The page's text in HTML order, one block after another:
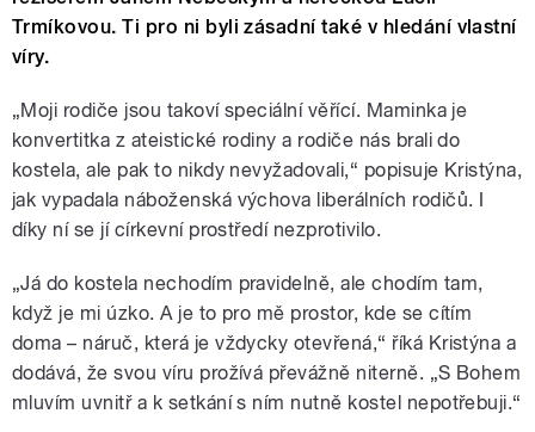
Trmíkovou. Ti pro ni byli zásadní také v hledání vlastní
víry.
„Moji rodiče jsou takoví speciální věřící. Maminka je
konvertitka z ateistické rodiny a rodiče nás brali do
kostela, ale pak to nikdy nevyžadovali,“ popisuje Kristýna,
jak vypadala náboženská výchova liberálních rodičů. I
díky ní se jí církevní prostředí nezprotivilo.
„Já do kostela nechodím pravidelně, ale chodím tam,
když je mi úzko. A je to pro mě prostor, kde se cítím
doma – náruč, která je vždycky otevřená,“ říká Kristýna a
dodává, že svou víru prožívá převážně niterně. „S Bohem
mluvím uvnitř a k setkání s ním nutně kostel nepotřebuji.“